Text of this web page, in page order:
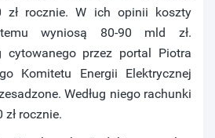
zł rocznie. W ich opinii koszty
wyniosą 80-90 mld zł.
cytowanego przez portal Piotra
Komitetu Energii Elektrycznej
Według niego rachunki
rocznie.